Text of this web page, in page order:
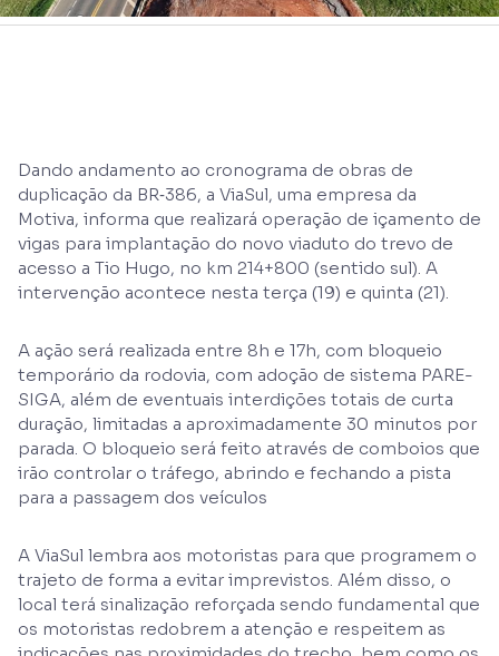
Dando andamento ao cronograma de obras de
duplicação da BR‑386, a ViaSul, uma empresa da
Motiva, informa que realizará operação de içamento de
vigas para implantação do novo viaduto do trevo de
acesso a Tio Hugo, no km 214+800 (sentido sul). A
intervenção acontece nesta terça (19) e quinta (21).
A ação será realizada entre 8h e 17h, com bloqueio
temporário da rodovia, com adoção de sistema PARE-
SIGA, além de eventuais interdições totais de curta
duração, limitadas a aproximadamente 30 minutos por
parada. O bloqueio será feito através de comboios que
irão controlar o tráfego, abrindo e fechando a pista
para a passagem dos veículos
A ViaSul lembra aos motoristas para que programem o
trajeto de forma a evitar imprevistos. Além disso, o
local terá sinalização reforçada sendo fundamental que
os motoristas redobrem a atenção e respeitem as